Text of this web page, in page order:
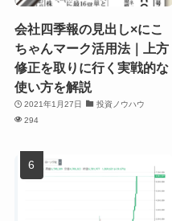
会社四季報の見出し×にこ
ちゃんマーク活用法｜上方
修正を取りに行く実戦的な
使い方を解説
2021年1月27日
投資ノウハウ
294